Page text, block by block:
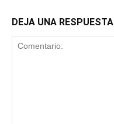
DEJA UNA RESPUESTA